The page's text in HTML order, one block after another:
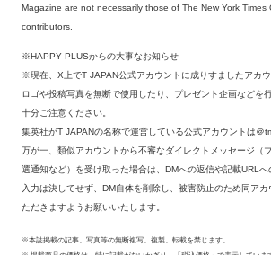
Magazine are not necessarily those of The New York Times
contributors.
※HAPPY PLUSからの大事なお知らせ
※現在、X上でT JAPAN公式アカウントに成りすましたアカウ
ロゴや投稿写真を無断で使用したり、プレゼント企画などを
十分ご注意ください。
集英社がT JAPANの名称で運営している公式アカウントは＠
万が一、類似アカウントから不審なダイレクトメッセージ（
選通知など）を受け取った場合は、DMへの返信や記載URL
入力は決してせず、DM自体を削除し、被害防止のため同ア
ただきますようお願いいたします。
※本誌掲載の記事、写真等の無断複写、複製、転載を禁じます。